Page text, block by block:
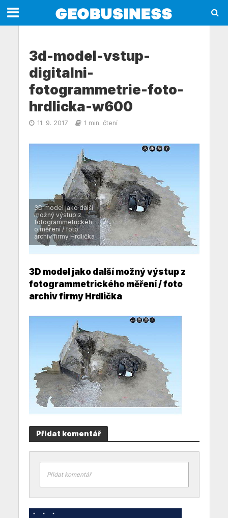
3d-model-vstup-
digitalni-
fotogrammetrie-foto-
hrdlicka-w600
11. 9. 2017 1 min. čtení
3D model jako další
možný výstup z
fotogrammetrickéh
o měření / foto
archiv firmy Hrdlička
3D model jako další možný výstup z
fotogrammetrického měření / foto
archiv firmy Hrdlička
Přidat komentář
Přidat komentář